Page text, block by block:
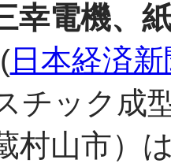
電機、
(日本経済新
チック成
村山市）